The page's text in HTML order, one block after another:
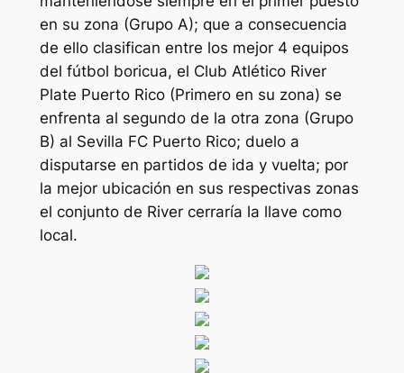
en su zona (Grupo A); que a consecuencia
de ello clasifican entre los mejor 4 equipos
del fútbol boricua, el Club Atlético River
Plate Puerto Rico (Primero en su zona) se
enfrenta al segundo de la otra zona (Grupo
B) al Sevilla FC Puerto Rico; duelo a
disputarse en partidos de ida y vuelta; por
la mejor ubicación en sus respectivas zonas
el conjunto de River cerraría la llave como
local.